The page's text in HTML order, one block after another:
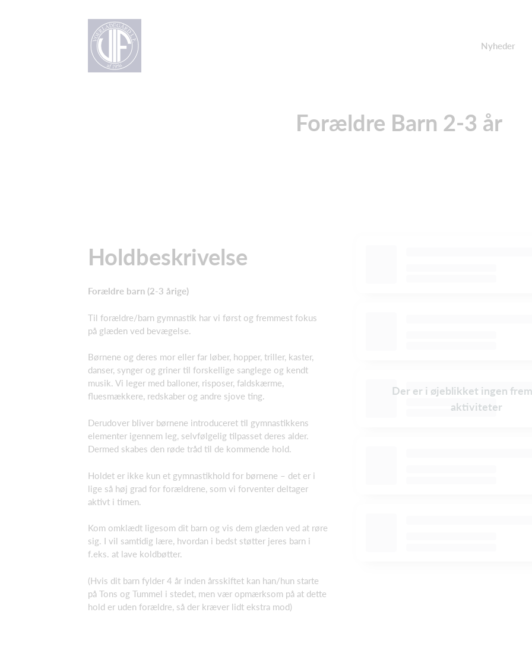
Nyheder
Forældre Barn 2-3 år
Holdbeskrivelse
Forældre barn (2-3 årige)
Til forældre/barn gymnastik har vi først og fremmest fokus
på glæden ved bevægelse.
Børnene og deres mor eller far løber, hopper, triller, kaster,
danser, synger og griner til forskellige sanglege og kendt
musik. Vi leger med balloner, risposer, faldskærme,
fluesmækkere, redskaber og andre sjove ting.
Derudover bliver børnene introduceret til gymnastikkens
elementer igennem leg, selvfølgelig tilpasset deres alder.
Dermed skabes den røde tråd til de kommende hold.
Holdet er ikke kun et gymnastikhold for børnene – det er i
lige så høj grad for forældrene, som vi forventer deltager
aktivt i timen.
Kom omklædt ligesom dit barn og vis dem glæden ved at røre
sig. I vil samtidig lære, hvordan i bedst støtter jeres barn i
f.eks. at lave koldbøtter.
(Hvis dit barn fylder 4 år inden årsskiftet kan han/hun starte
på Tons og Tummel i stedet, men vær opmærksom på at dette
hold er uden forældre, så der kræver lidt ekstra mod)
Der er i øjeblikket ingen
aktiviteter